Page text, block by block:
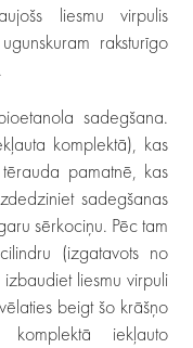
liesmu virpulis
raksturīgo
sadegšana.
komplektā), kas
pamatnē, kas
sadegšanas
sērkociņu. Pēc tam
(izgatavots no
izbaudiet liesmu virpuli
beigt šo krāšņo
iekļauto